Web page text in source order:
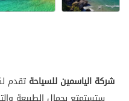
شركة الياسمين للسياحة تقدم